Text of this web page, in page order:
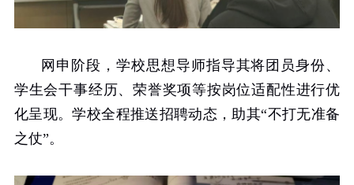
网申阶段，学校思想导师指导其将团员身份、
学生会干事经历、荣誉奖项等按岗位适配性进行优
化呈现。学校全程推送招聘动态，助其“不打无准备
之仗”。